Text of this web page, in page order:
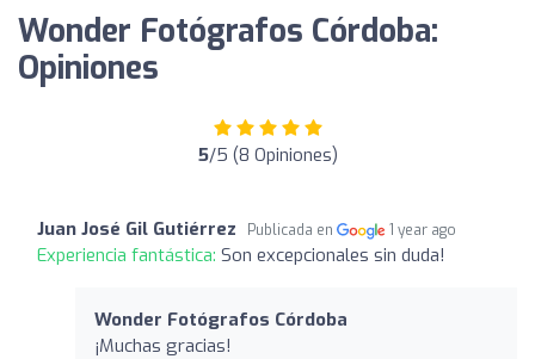
Wonder Fotógrafos Córdoba:
Opiniones
5/5 (8 Opiniones)
Juan José Gil Gutiérrez Publicada en 1 year ago
Experiencia fantástica: Son excepcionales sin duda!
Wonder Fotógrafos Córdoba
¡Muchas gracias!